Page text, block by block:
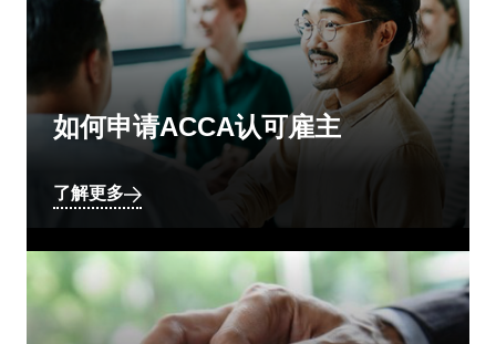
如何申请ACCA认可雇主
了解更多